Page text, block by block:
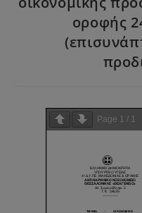
οροφής
Page 1 / 1